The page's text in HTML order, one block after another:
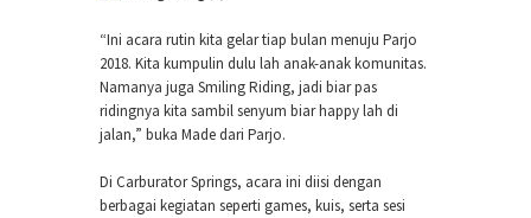
“Ini acara rutin kita gelar tiap bulan menuju Parjo
2018. Kita kumpulin dulu lah anak-anak komunitas.
Namanya juga Smiling Riding, jadi biar pas
ridingnya kita sambil senyum biar happy lah di
jalan,” buka Made dari Parjo.
Di Carburator Springs, acara ini diisi dengan
berbagai kegiatan seperti games, kuis, serta sesi